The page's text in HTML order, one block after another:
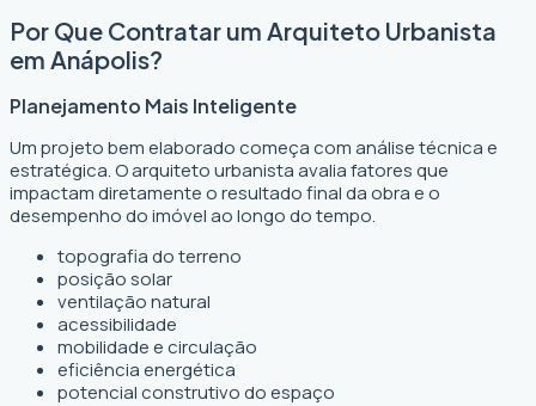
Por Que Contratar um Arquiteto Urbanista
em Anápolis?
Planejamento Mais Inteligente
Um projeto bem elaborado começa com análise técnica e
estratégica. O arquiteto urbanista avalia fatores que
impactam diretamente o resultado final da obra e o
desempenho do imóvel ao longo do tempo.
topografia do terreno
posição solar
ventilação natural
acessibilidade
mobilidade e circulação
eficiência energética
potencial construtivo do espaço